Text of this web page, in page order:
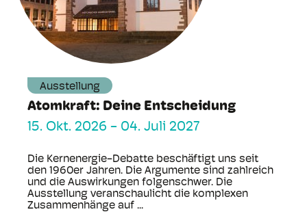
Ausstellung
Atomkraft: Deine Entscheidung
15. Okt. 2026 - 04. Juli 2027
Die Kernenergie-Debatte beschäftigt uns seit
den 1960er Jahren. Die Argumente sind zahlreich
und die Auswirkungen folgenschwer. Die
Ausstellung veranschaulicht die komplexen
Zusammenhänge auf ...